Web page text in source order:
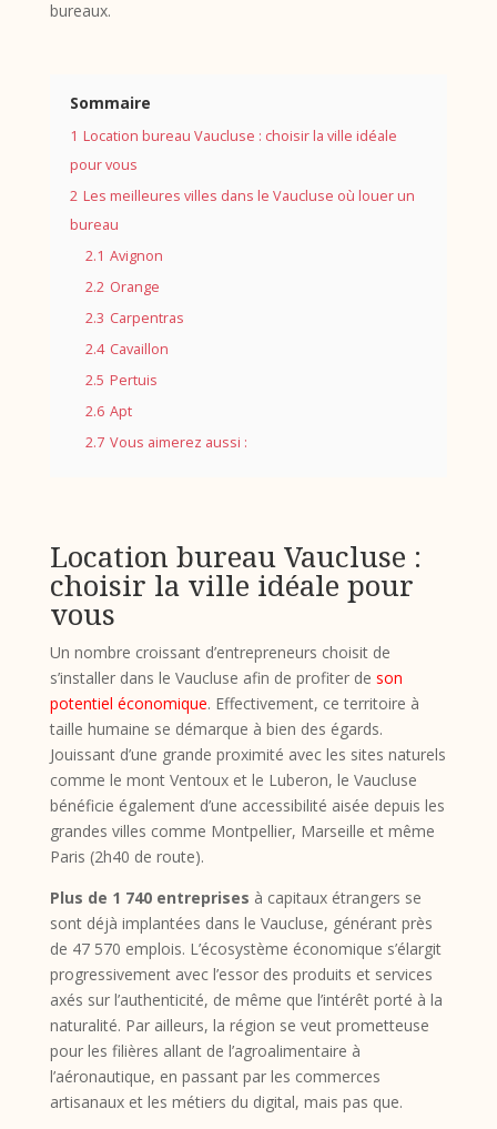
bureaux.
Sommaire
1 Location bureau Vaucluse : choisir la ville idéale
pour vous
2 Les meilleures villes dans le Vaucluse où louer un
bureau
2.1 Avignon
2.2 Orange
2.3 Carpentras
2.4 Cavaillon
2.5 Pertuis
2.6 Apt
2.7 Vous aimerez aussi :
Location bureau Vaucluse :
choisir la ville idéale pour
vous
Un nombre croissant d’entrepreneurs choisit de
s’installer dans le Vaucluse afin de profiter de son
potentiel économique. Effectivement, ce territoire à
taille humaine se démarque à bien des égards.
Jouissant d’une grande proximité avec les sites naturels
comme le mont Ventoux et le Luberon, le Vaucluse
bénéficie également d’une accessibilité aisée depuis les
grandes villes comme Montpellier, Marseille et même
Paris (2h40 de route).
Plus de 1 740 entreprises à capitaux étrangers se
sont déjà implantées dans le Vaucluse, générant près
de 47 570 emplois. L’écosystème économique s’élargit
progressivement avec l’essor des produits et services
axés sur l’authenticité, de même que l’intérêt porté à la
naturalité. Par ailleurs, la région se veut prometteuse
pour les filières allant de l’agroalimentaire à
l’aéronautique, en passant par les commerces
artisanaux et les métiers du digital, mais pas que.